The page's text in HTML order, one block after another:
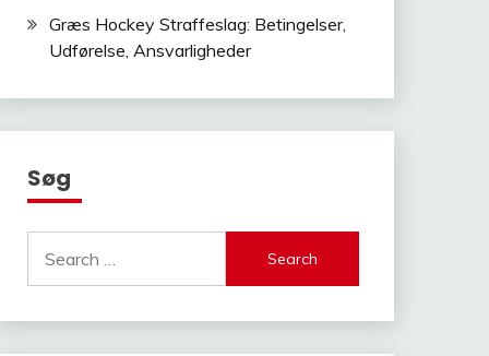
Græs Hockey Straffeslag: Betingelser,
Udførelse, Ansvarligheder
Søg
for: